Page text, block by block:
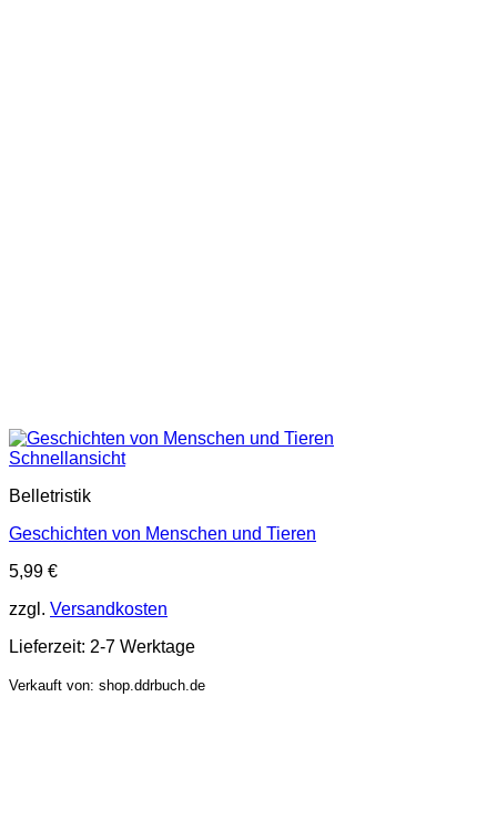
Schnellansicht
Belletristik
Geschichten von Menschen und Tieren
5,99 €
zzgl. Versandkosten
Lieferzeit: 2-7 Werktage
Verkauft von: shop.ddrbuch.de